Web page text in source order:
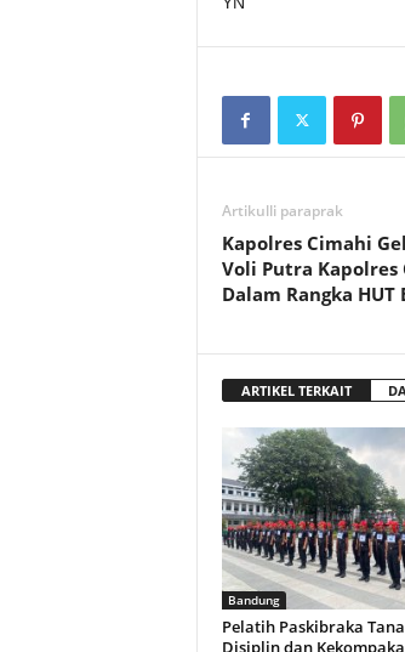
Artikulli paraprak
Kapolres Cimahi
Voli Putra Kapolres
Dalam Rangka
ARTIKEL TERKAIT
Bandung
Pelatih Paskibraka
Disiplin dan